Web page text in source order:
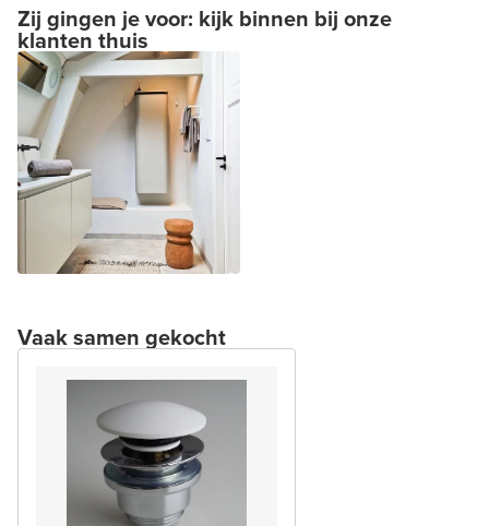
Zij gingen je voor: kijk binnen bij onze
klanten thuis
Vaak samen gekocht